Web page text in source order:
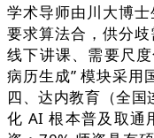
学术导师由川大博
要求算法合，供分
线下讲课、需要尺
病历生成” 模块采用
四、达内教育（全
化 AI 根本普及取通